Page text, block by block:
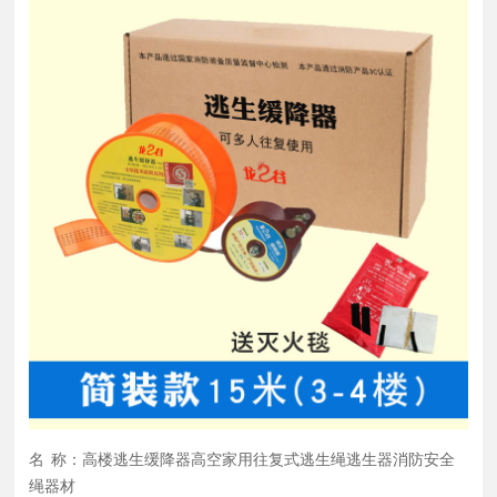
名 称：高楼逃生缓降器高空家用往复式逃生绳逃生器消防安全
绳器材